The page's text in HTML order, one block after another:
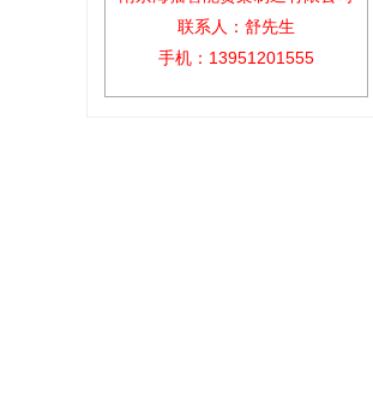
联系人：舒先生
手机：13951201555